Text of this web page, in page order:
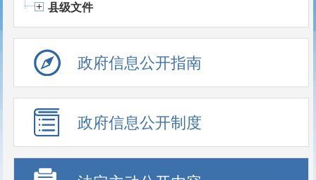
县级文件
政府信息公开指南
政府信息公开制度